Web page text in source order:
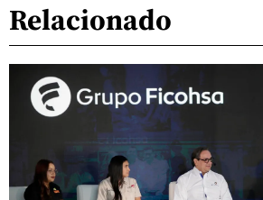
Relacionado